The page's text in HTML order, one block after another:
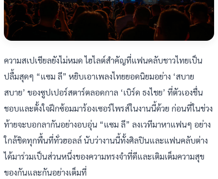
ความสเปเชียลยังไม่หมด ไฮไลต์สำคัญที่แฟนคลับชาวไทยเป็น
ปลื้มสุดๆ “แซม ลี” หยิบเอาเพลงไทยยอดนิยมอย่าง ‘สบาย
สบาย’ ของซูปเปอร์สตาร์ตลอดกาล ‘เบิร์ด ธงไชย’ ที่ตัวเองชื่น
ชอบและตั้งใจฝึกซ้อมมาร้องเซอร์ไพรส์ในงานนี้ด้วย ก่อนที่ในช่วง
ท้ายจะบอกลากันอย่างอบอุ่น “แซม ลี” ลงเวทีมาหาแฟนๆ อย่าง
ใกล้ชิดทุกพื้นที่ทั่วฮอลล์ นับว่างานนี้ทั้งศิลปินและแฟนคลับต่าง
ได้มาร่วมเป็นส่วนหนึ่งของความทรงจำที่ดีและเติมเต็มความสุข
ของกันและกันอย่างเต็มที่